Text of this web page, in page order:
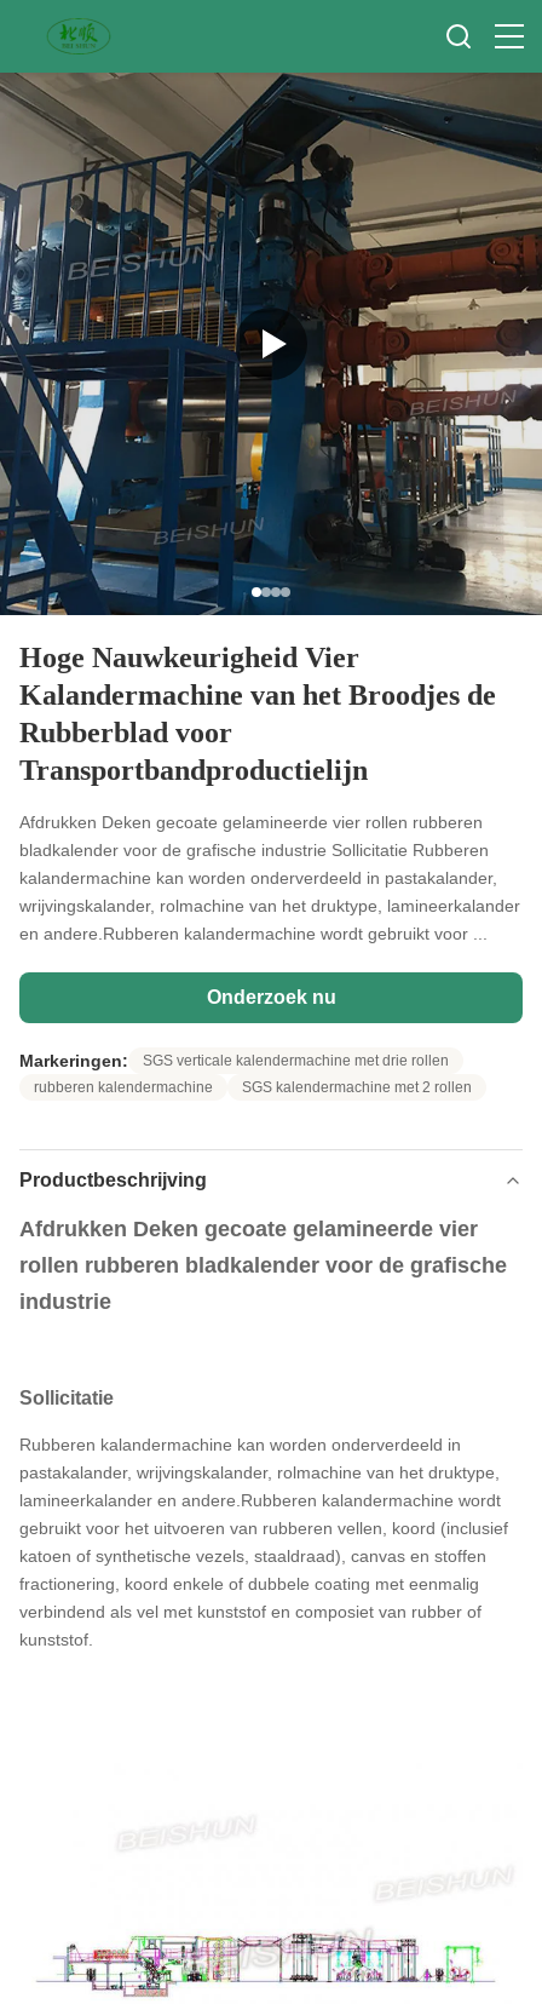
Hoge Nauwkeurigheid Vier
Kalandermachine van het Broodjes de
Rubberblad voor
Transportbandproductielijn
Afdrukken Deken gecoate gelamineerde vier rollen rubberen
bladkalender voor de grafische industrie Sollicitatie Rubberen
kalandermachine kan worden onderverdeeld in pastakalander,
wrijvingskalander, rolmachine van het druktype, lamineerkalander
en andere.Rubberen kalandermachine wordt gebruikt voor ...
Onderzoek nu
Markeringen:
SGS verticale kalendermachine met drie rollen
rubberen kalendermachine
SGS kalendermachine met 2 rollen
Productbeschrijving
Afdrukken Deken gecoate gelamineerde vier
rollen rubberen bladkalender voor de grafische
industrie
Sollicitatie
Rubberen kalandermachine kan worden onderverdeeld in
pastakalander, wrijvingskalander, rolmachine van het druktype,
lamineerkalander en andere.Rubberen kalandermachine wordt
gebruikt voor het uitvoeren van rubberen vellen, koord (inclusief
katoen of synthetische vezels, staaldraad), canvas en stoffen
fractionering, koord enkele of dubbele coating met eenmalig
verbindend als vel met kunststof en composiet van rubber of
kunststof.